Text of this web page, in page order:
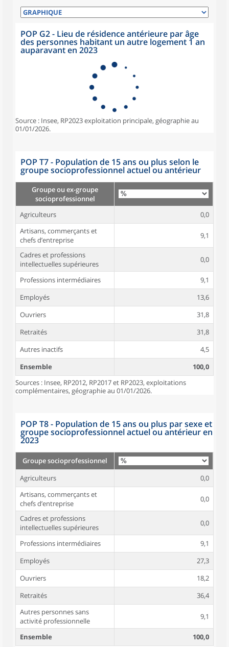
POP G2 - Lieu de résidence antérieure par âge
des personnes habitant un autre logement 1 an
auparavant en 2023
Source : Insee, RP2023 exploitation principale, géographie au
01/01/2026.
POP T7 - Population de 15 ans ou plus selon le
groupe socioprofessionnel actuel ou antérieur
Groupe ou ex-groupe
socioprofessionnel
Agriculteurs
0,0
Artisans, commerçants et
chefs d’entreprise
9,1
Cadres et professions
intellectuelles supérieures
0,0
Professions intermédiaires
9,1
Employés
13,6
Ouvriers
31,8
Retraités
31,8
Autres inactifs
4,5
Ensemble
100,0
Sources : Insee, RP2012, RP2017 et RP2023, exploitations
complémentaires, géographie au 01/01/2026.
POP T8 - Population de 15 ans ou plus par sexe et
groupe socioprofessionnel actuel ou antérieur en
2023
Groupe socioprofessionnel
Agriculteurs
0,0
Artisans, commerçants et
chefs d’entreprise
0,0
Cadres et professions
intellectuelles supérieures
0,0
Professions intermédiaires
9,1
Employés
27,3
Ouvriers
18,2
Retraités
36,4
Autres personnes sans
activité professionnelle
9,1
Ensemble
100,0